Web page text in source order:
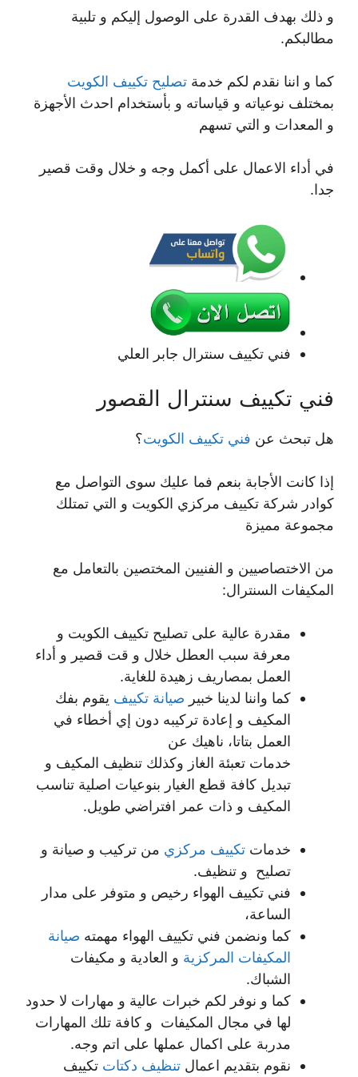
و ذلك بهدف القدرة على الوصول إليكم و تلبية
مطالبكم.
كما و اننا نقدم لكم خدمة تصليح تكييف الكويت
بمختلف نوعياته و قياساته و بأستخدام احدث الأجهزة
و المعدات و التي تسهم
في أداء الاعمال على أكمل وجه و خلال وقت قصير
جدا.
فني تكييف سنترال جابر العلي
فني تكييف سنترال القصور
هل تبحث عن فني تكييف الكويت؟
إذا كانت الأجابة بنعم فما عليك سوى التواصل مع
كوادر شركة تكييف مركزي الكويت و التي تمتلك
مجموعة مميزة
من الاختصاصيين و الفنيين المختصين بالتعامل مع
المكيفات السنترال:
مقدرة عالية على تصليح تكييف الكويت و
معرفة سبب العطل خلال و قت قصير و أداء
العمل بمصاريف زهيدة للغاية.
كما واننا لدينا خبير صيانة تكييف يقوم بفك
المكيف و إعادة تركيبه دون إي أخطاء في
العمل بتاتا، ناهيك عن
خدمات تعبئة الغاز وكذلك تنظيف المكيف و
تبديل كافة قطع الغيار بنوعيات اصلية تناسب
المكيف و ذات عمر افتراضي طويل.
خدمات تكييف مركزي من تركيب و صيانة و
تصليح و تنظيف.
فني تكييف الهواء رخيص و متوفر على مدار
الساعة،
كما ونضمن فني تكييف الهواء مهمته صيانة
المكيفات المركزية و العادية و مكيفات
الشباك.
كما و نوفر لكم خبرات عالية و مهارات لا حدود
لها في مجال المكيفات و كافة تلك المهارات
مدربة على اكمال عملها على اتم وجه.
نقوم بتقديم اعمال تنظيف دكتات تكييف